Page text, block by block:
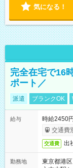
気になる！
完全在宅で16
ポート／
派遣 ブランクOK
給与
時給2450
交通費
交通費 出
勤務地
東京都港区